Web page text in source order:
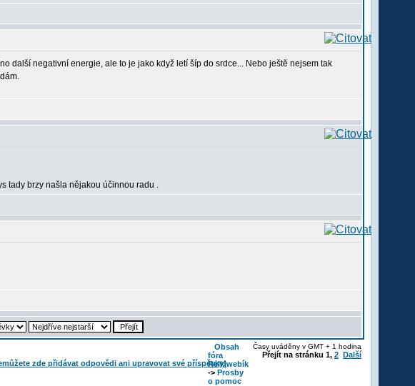
další negativní energie, ale to je jako když letí šíp do srdce... Nebo ještě nejsem tak
tady brzy našla nějakou účinnou radu .
Obsah
fóra
Reikiwebík
-> Prosby
o pomoc
Časy uváděny v GMT + 1 hodina
Přejít na stránku 1, 2 Další